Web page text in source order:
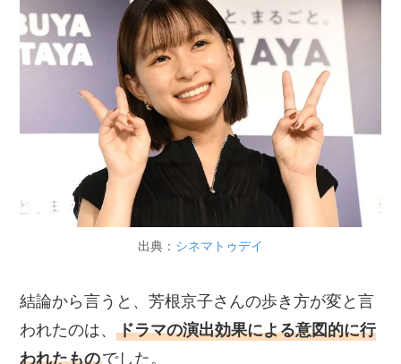
出典： シネマトゥデイ
結論から言うと、芳根京子さんの歩き方が変と言
われたのは、ドラマの演出効果による意図的に行
われたものでした。